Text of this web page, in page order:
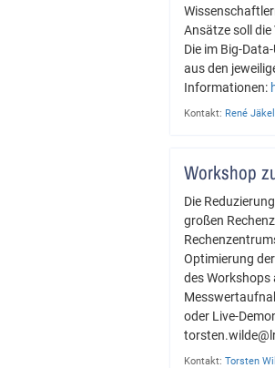
Ansätze soll
Die im Big-
aus den
Informationen:
Kontakt: René Jäkel
Workshop
Die
großen
Optimierung
des Workshops
oder Live-
Kontakt: Torsten